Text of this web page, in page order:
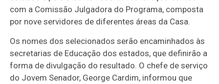
com a Comissão Julgadora do Programa, composta
por nove servidores de diferentes áreas da Casa.
Os nomes dos selecionados serão encaminhados às
secretarias de Educação dos estados, que definirão a
forma de divulgação do resultado. O chefe de serviço
do Jovem Senador, George Cardim, informou que